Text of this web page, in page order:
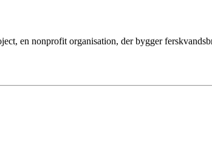
en nonprofit organisation, der bygger